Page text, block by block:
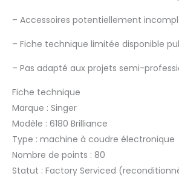
– Accessoires potentiellement
– Fiche technique limitée disponible
– Pas adapté aux projets semi-
Fiche technique
Marque : Singer
Modèle : 6180 Brilliance
Type : machine à coudre électronique
Nombre de points : 80
Statut : Factory Serviced